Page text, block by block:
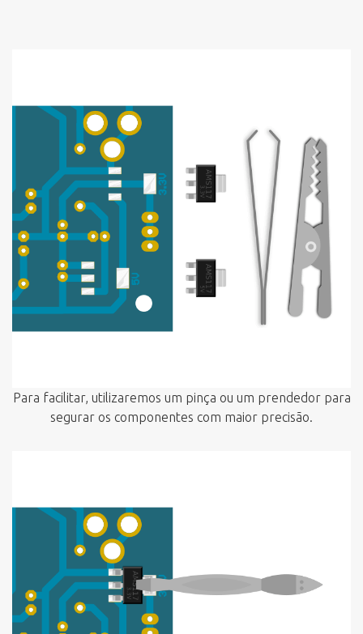
Para facilitar, utilizaremos um pinça ou um prendedor para
segurar os componentes com maior precisão.